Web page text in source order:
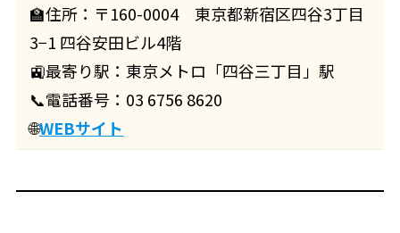
🏫住所：〒160-0004 東京都新宿区四谷3丁目
3−1 四谷安田ビル4階
🚉最寄り駅：東京メトロ「四谷三丁目」駅
📞電話番号：03 6756 8620
🌐WEBサイト